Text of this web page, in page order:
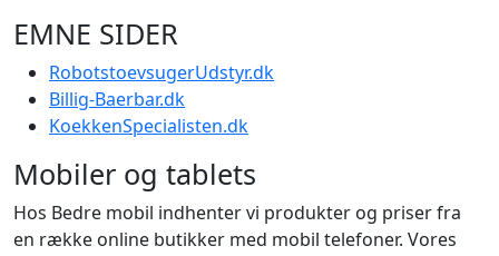
EMNE SIDER
RobotstoevsugerUdstyr.dk
Billig-Baerbar.dk
KoekkenSpecialisten.dk
Mobiler og tablets
Hos Bedre mobil indhenter vi produkter og priser fra
en række online butikker med mobil telefoner. Vores